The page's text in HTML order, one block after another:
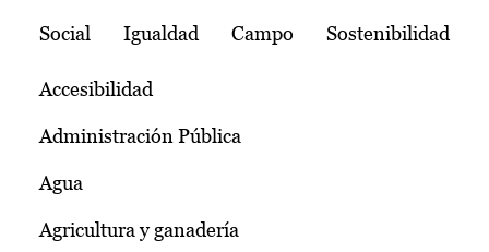
Social Igualdad Campo Sostenibilidad
Accesibilidad
Administración Pública
Agua
Agricultura y ganadería